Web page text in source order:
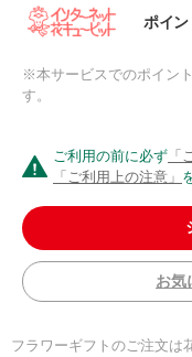
ポイン
※本サービスでのポイン
す。
ご利用の前に必ず 「
「ご利用上の注意」
お気
フラワーギフトのご注文は